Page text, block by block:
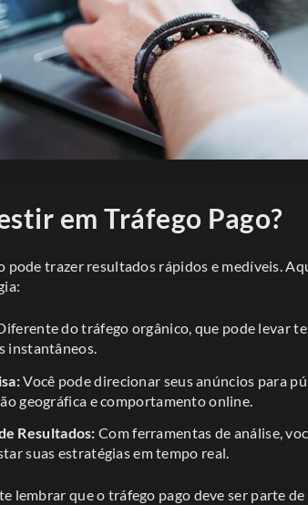
em Tráfego Pago?
pode trazer resultados rápidos e medíveis.
do tráfego orgânico, que pode levar
instantâneos.
Você pode direcionar seus anúncios para
geográfica e comportamento online.
Resultados: Com ferramentas de análise,
suas estratégias em tempo real.
lembrar que o tráfego pago deve ser parte